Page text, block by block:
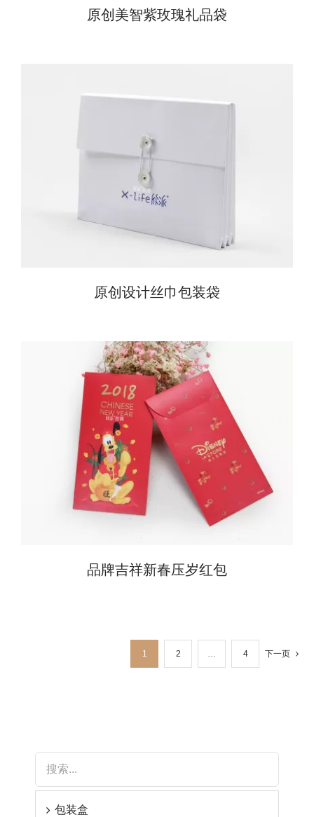
原创美智紫玫瑰礼品袋
原创设计丝巾包装袋
品牌吉祥新春压岁红包
1 2 … 4 下一页
包装盒